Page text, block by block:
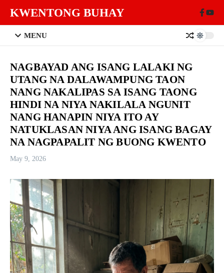
KWENTONG BUHAY
MENU
NAGBAYAD ANG ISANG LALAKI NG
UTANG NA DALAWAMPUNG TAON
NANG NAKALIPAS SA ISANG TAONG
HINDI NA NIYA NAKILALA NGUNIT
NANG HANAPIN NIYA ITO AY
NATUKLASAN NIYA ANG ISANG BAGAY
NA NAGPAPALIT NG BUONG KWENTO
May 9, 2026